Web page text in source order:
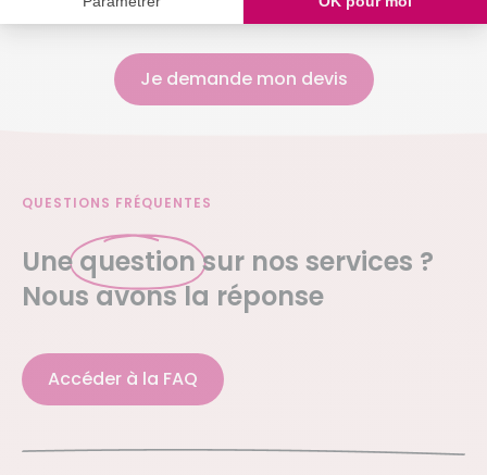
Je demande mon devis
QUESTIONS FRÉQUENTES
Une question sur nos services ?
Nous avons la réponse
Accéder à la FAQ